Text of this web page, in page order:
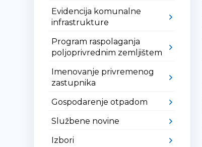
Evidencija komunalne
infrastrukture
Program raspolaganja
poljoprivrednim zemljištem
Imenovanje privremenog
zastupnika
Gospodarenje otpadom
Službene novine
Izbori